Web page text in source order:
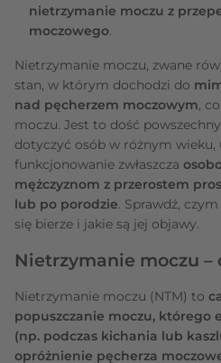
nietrzymanie moczu z
moczowego.
Nietrzymanie moczu, zwane
stan, w którym dochodzi do
nad pęcherzem moczowym,
moczu. Jest to dość
dotyczyć osób w różnym
funkcjonowanie zwłaszcza
mężczyznom z przerostem
lub po porodzie. Sprawdź,
się bierze i jakie są jej objawy.
Nietrzymanie moczu –
Nietrzymanie moczu (NTM) to
popuszczanie moczu, którego
(np. podczas kichania lub
opróżnienie pęcherza